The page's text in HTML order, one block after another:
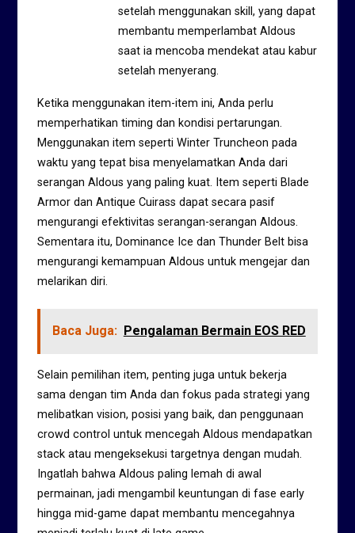
setelah menggunakan skill, yang dapat
membantu memperlambat Aldous
saat ia mencoba mendekat atau kabur
setelah menyerang.
Ketika menggunakan item-item ini, Anda perlu
memperhatikan timing dan kondisi pertarungan.
Menggunakan item seperti Winter Truncheon pada
waktu yang tepat bisa menyelamatkan Anda dari
serangan Aldous yang paling kuat. Item seperti Blade
Armor dan Antique Cuirass dapat secara pasif
mengurangi efektivitas serangan-serangan Aldous.
Sementara itu, Dominance Ice dan Thunder Belt bisa
mengurangi kemampuan Aldous untuk mengejar dan
melarikan diri.
Baca Juga: Pengalaman Bermain EOS RED
Selain pemilihan item, penting juga untuk bekerja
sama dengan tim Anda dan fokus pada strategi yang
melibatkan vision, posisi yang baik, dan penggunaan
crowd control untuk mencegah Aldous mendapatkan
stack atau mengeksekusi targetnya dengan mudah.
Ingatlah bahwa Aldous paling lemah di awal
permainan, jadi mengambil keuntungan di fase early
hingga mid-game dapat membantu mencegahnya